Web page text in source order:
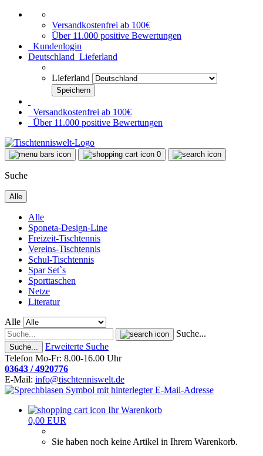
Versandkostenfrei ab 100€
Über 11.000 positive Bewertungen
Kundenlogin
Deutschland Lieferland
Lieferland
Versandkostenfrei ab 100€
Über 11.000 positive Bewertungen
0
Suche
Alle
Alle
Sponeta-Design-Line
Freizeit-Tischtennis
Vereins-Tischtennis
Schul-Tischtennis
Spar Set`s
Sporttaschen
Netze
Literatur
Alle
Suche...
Suche...
Erweiterte Suche
Telefon Mo-Fr: 8.00-16.00 Uhr
03643 / 4920776
E-Mail: info@tischtenniswelt.de
Ihr Warenkorb
0,00 EUR
Sie haben noch keine Artikel in Ihrem Warenkorb.